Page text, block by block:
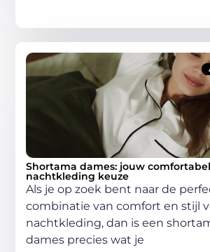
Shortama dames: jouw
nachtkleding keuze
Als je op zoek bent naar de
combinatie van comfort en stijl
nachtkleding, dan is een
dames precies wat je